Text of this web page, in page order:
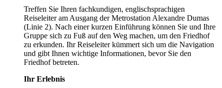
Treffen Sie Ihren fachkundigen, englischsprachigen
Reiseleiter am Ausgang der Metrostation Alexandre Dumas
(Linie 2). Nach einer kurzen Einführung können Sie und Ihre
Gruppe sich zu Fuß auf den Weg machen, um den Friedhof
zu erkunden. Ihr Reiseleiter kümmert sich um die Navigation
und gibt Ihnen wichtige Informationen, bevor Sie den
Friedhof betreten.
Ihr Erlebnis